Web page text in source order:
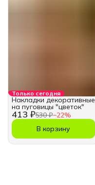
Только сегодня
413 ₽530 ₽−22%
Накладки декоративные
на пуговицы "цветок"
В корзину